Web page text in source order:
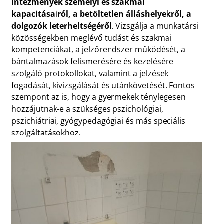
kapacitásairól, a betöltetlen álláshelyekről, a
dolgozók leterheltségéről. Vizsgálja a munkatársi
közösségekben meglévő tudást és szakmai
kompetenciákat, a jelzőrendszer működését, a
bántalmazások felismerésére és kezelésére
szolgáló protokollokat, valamint a jelzések
fogadását, kivizsgálását és utánkövetését. Fontos
szempont az is, hogy a gyermekek ténylegesen
hozzájutnak-e a szükséges pszichológiai,
pszichiátriai, gyógypedagógiai és más speciális
szolgáltatásokhoz.